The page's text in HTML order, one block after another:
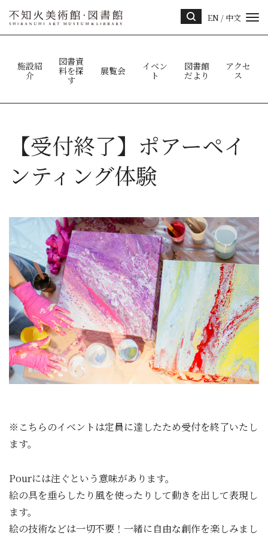
ト内
EN / 中文
施設紹
介
図書資
料を探
す
展覧会
イベン
ト
図書館
だより
アクセ
ス
【受付終了】ポアーペイ
ンティング体験
※こちらのイベントは定員に達したため受付を終了いたし
ます。
Pourには注ぐという意味があります。
絵の具を垂らしたり風を使ったりして動きを出して表現し
ます。
絵の技術などは一切不要！一緒に自由な創作を楽しみまし